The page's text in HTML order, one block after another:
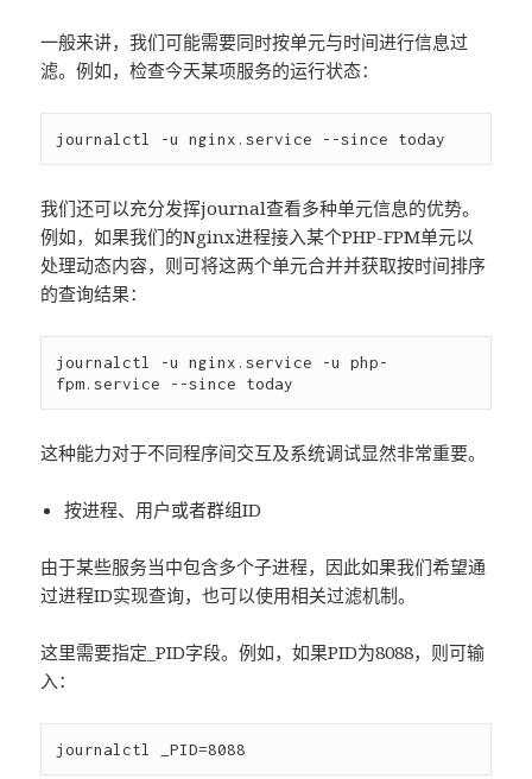
一般来讲，我们可能需要同时按单元与时间进行信息过
滤。例如，检查今天某项服务的运行状态：
我们还可以充分发挥journal查看多种单元信息的优势。
例如，如果我们的Nginx进程接入某个PHP-FPM单元以
处理动态内容，则可将这两个单元合并并获取按时间排序
的查询结果：
journalctl -u nginx.service -u php-
这种能力对于不同程序间交互及系统调试显然非常重要。
按进程、用户或者群组ID
由于某些服务当中包含多个子进程，因此如果我们希望通
过进程ID实现查询，也可以使用相关过滤机制。
这里需要指定_PID字段。例如，如果PID为8088，则可输
入：